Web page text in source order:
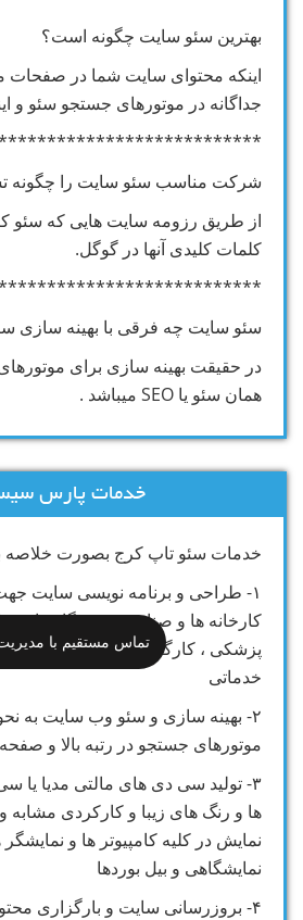
بهترین سئو سایت چگونه است؟
اینکه محتوای سایت شما در
جداگانه در موتورهای جستجو سئو و
شرکت مناسب سئو سایت را چگونه
از طریق رزومه سایت هایی که سئو
کلمات کلیدی آنها در گوگل.
سئو سایت چه فرقی با بهینه سازی
در حقیقت بهینه سازی برای
همان سئو یا SEO میباشد .
خدمات پارس
خدمات سئو تاپ کرج بصورت خلاصه
۱- طراحی و برنامه نویسی سایت
کارخانه ها و صنایع ، فروشگاه ها ،
پزشکی ، کارگاه های صنعتی و کلیه
خدماتی
۲- بهینه سازی و سئو وب سایت به
موتورهای جستجو در رتبه بالا و
۳- تولید سی دی های مالتی مدیا یا
ها و رنگ های زیبا و کارکردی
نمایش در کلیه کامپیوتر ها و
نمایشگاهی و بیل بوردها
۴- بروزرسانی سایت و بارگزاری
تماس مستقیم با مدیریت